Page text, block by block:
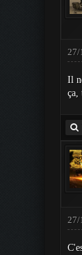
27/
Il
ça,
27/